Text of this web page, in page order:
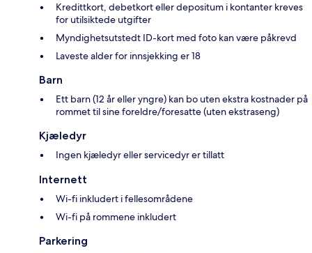
Kredittkort, debetkort eller depositum i kontanter kreves
for utilsiktede utgifter
Myndighetsutstedt ID-kort med foto kan være påkrevd
Laveste alder for innsjekking er 18
Barn
Ett barn (12 år eller yngre) kan bo uten ekstra kostnader på
rommet til sine foreldre/foresatte (uten ekstraseng)
Kjæledyr
Ingen kjæledyr eller servicedyr er tillatt
Internett
Wi-fi inkludert i fellesområdene
Wi-fi på rommene inkludert
Parkering